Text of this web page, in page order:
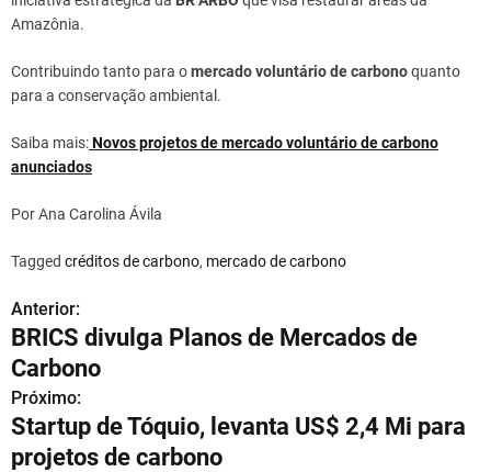
Amazônia.
Contribuindo tanto para omercado voluntário de carbonoquanto
para a conservação ambiental.
Saiba mais:Novos projetos de mercado voluntário de carbono
anunciados
Por Ana Carolina Ávila
Tagged créditos de carbono, mercado de carbono
N
a
v
e
Anterior:
BRICS divulga Planos de Mercados de
Carbono
Próximo:
Startup de Tóquio, levanta US$ 2,4 Mi para
projetos de carbono